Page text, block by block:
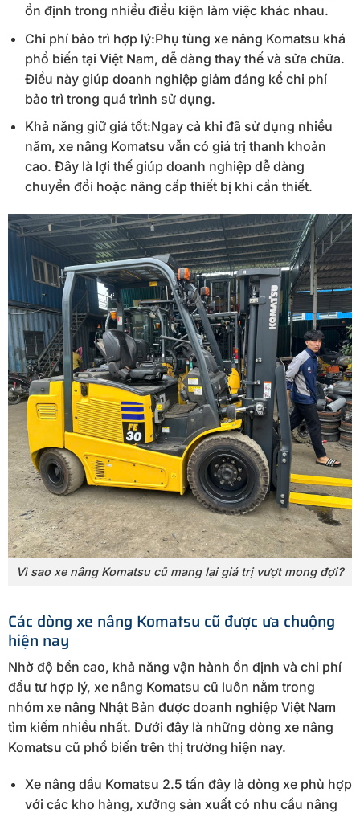
ổn định trong nhiều điều kiện làm việc khác nhau.
Chi phí bảo trì hợp lý:Phụ tùng xe nâng Komatsu khá
phổ biến tại Việt Nam, dễ dàng thay thế và sửa chữa.
Điều này giúp doanh nghiệp giảm đáng kể chi phí
bảo trì trong quá trình sử dụng.
Khả năng giữ giá tốt:Ngay cả khi đã sử dụng nhiều
năm, xe nâng Komatsu vẫn có giá trị thanh khoản
cao. Đây là lợi thế giúp doanh nghiệp dễ dàng
chuyển đổi hoặc nâng cấp thiết bị khi cần thiết.
Vì sao xe nâng Komatsu cũ mang lại giá trị vượt mong đợi?
Các dòng xe nâng Komatsu cũ được ưa chuộng
hiện nay
Nhờ độ bền cao, khả năng vận hành ổn định và chi phí
đầu tư hợp lý, xe nâng Komatsu cũ luôn nằm trong
nhóm xe nâng Nhật Bản được doanh nghiệp Việt Nam
tìm kiếm nhiều nhất. Dưới đây là những dòng xe nâng
Komatsu cũ phổ biến trên thị trường hiện nay.
Xe nâng dầu Komatsu 2.5 tấn đây là dòng xe phù hợp
với các kho hàng, xưởng sản xuất có nhu cầu nâng